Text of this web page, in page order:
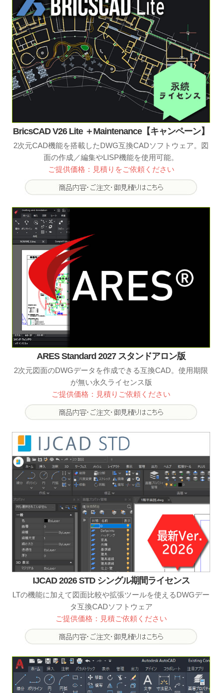
BricsCAD V26 Lite ＋Maintenance【キャンペーン】
2次元CAD機能を搭載したDWG互換CADソフトウェア。図
面の作成／編集やLISP機能を使用可能。
ご提供価格：見積りをご依頼ください
ARES Standard 2027 スタンドアロン版
2次元図面のDWGデータを作成できる互換CAD。使用期限
が無い永久ライセンス版
ご提供価格：見積りご依頼ください
IJCAD 2026 STD シングル期間ライセンス
LTの機能に加えて図面比較や拡張ツールを使えるDWGデー
タ互換CADソフトウェア
ご提供価格：見積ご依頼ください